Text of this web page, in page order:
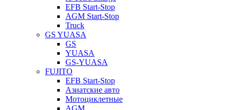
EFB Start-Stop
AGM Start-Stop
Truck
GS YUASA
GS
YUASA
GS-YUASA
FUJITO
EFB Start-Stop
Азиатские авто
Мотоциклетные
AGM